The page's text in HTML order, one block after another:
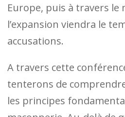
Europe, puis à travers le
l’expansion viendra le
accusations.
A travers cette
tenterons de
les principes